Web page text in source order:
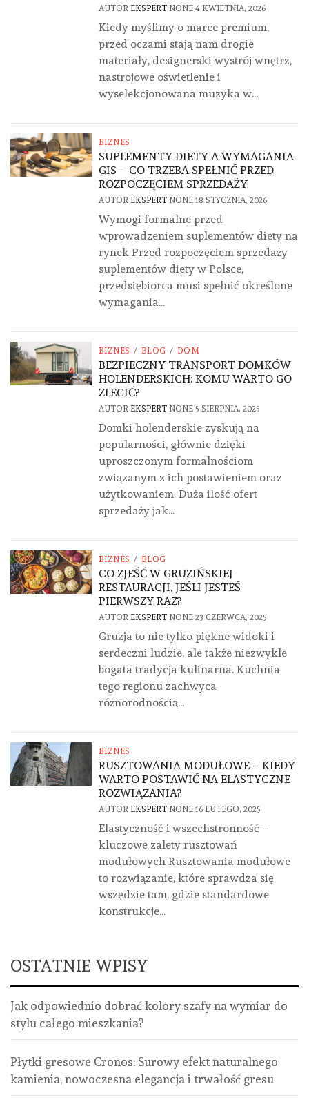
AUTOR EKSPERT NONE 4 KWIETNIA, 2026
Kiedy myślimy o marce premium,
przed oczami stają nam drogie
materiały, designerski wystrój wnętrz,
nastrojowe oświetlenie i
wyselekcjonowana muzyka w...
BIZNES
SUPLEMENTY DIETY A WYMAGANIA
GIS – CO TRZEBA SPEŁNIĆ PRZED
ROZPOCZĘCIEM SPRZEDAŻY
AUTOR EKSPERT NONE 18 STYCZNIA, 2026
Wymogi formalne przed
wprowadzeniem suplementów diety na
rynek Przed rozpoczęciem sprzedaży
suplementów diety w Polsce,
przedsiębiorca musi spełnić określone
wymagania...
BIZNES / BLOG / DOM
BEZPIECZNY TRANSPORT DOMKÓW
HOLENDERSKICH: KOMU WARTO GO
ZLECIĆ?
AUTOR EKSPERT NONE 5 SIERPNIA, 2025
Domki holenderskie zyskują na
popularności, głównie dzięki
uproszczonym formalnościom
związanym z ich postawieniem oraz
użytkowaniem. Duża ilość ofert
sprzedaży jak...
BIZNES / BLOG
CO ZJEŚĆ W GRUZIŃSKIEJ
RESTAURACJI, JEŚLI JESTEŚ
PIERWSZY RAZ?
AUTOR EKSPERT NONE 23 CZERWCA, 2025
Gruzja to nie tylko piękne widoki i
serdeczni ludzie, ale także niezwykle
bogata tradycja kulinarna. Kuchnia
tego regionu zachwyca
różnorodnością...
BIZNES
RUSZTOWANIA MODUŁOWE – KIEDY
WARTO POSTAWIĆ NA ELASTYCZNE
ROZWIĄZANIA?
AUTOR EKSPERT NONE 16 LUTEGO, 2025
Elastyczność i wszechstronność –
kluczowe zalety rusztowań
modułowych Rusztowania modułowe
to rozwiązanie, które sprawdza się
wszędzie tam, gdzie standardowe
konstrukcje...
OSTATNIE WPISY
Jak odpowiednio dobrać kolory szafy na wymiar do
stylu całego mieszkania?
Płytki gresowe Cronos: Surowy efekt naturalnego
kamienia, nowoczesna elegancja i trwałość gresu